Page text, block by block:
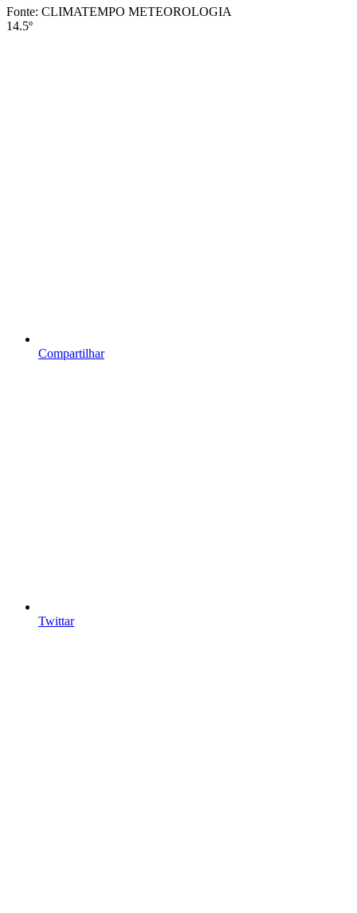
Fonte: CLIMATEMPO METEOROLOGIA
14.5º
Compartilhar
Twittar